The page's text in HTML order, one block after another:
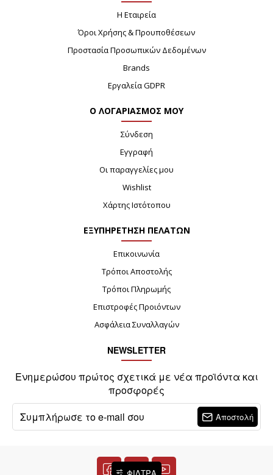
Η Εταιρεία
Όροι Χρήσης & Προυποθέσεων
Προστασία Προσωπικών Δεδομένων
Brands
Εργαλεία GDPR
Ο ΛΟΓΑΡΙΑΣΜΟΣ ΜΟΥ
Σύνδεση
Εγγραφή
Οι παραγγελίες μου
Wishlist
Χάρτης Ιστότοπου
ΕΞΥΠΗΡΕΤΗΣΗ ΠΕΛΑΤΩΝ
Επικοινωνία
Τρόποι Αποστολής
Τρόποι Πληρωμής
Επιστροφές Προιόντων
Ασφάλεια Συναλλαγών
NEWSLETTER
Ενημερώσου πρώτος σχετικά με νέα προϊόντα και
προσφορές
Αποστολή